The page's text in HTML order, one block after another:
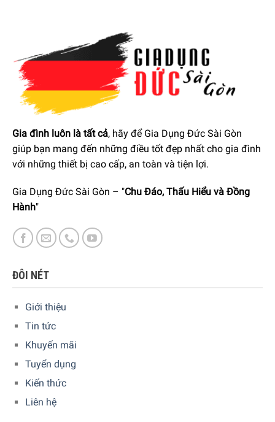
Máy Rửa Chén Miele G 7310 SCU AutoDos được trang bị khả
năng kết nối không dây
Thiết kế giỏ thông minh phù hợp cho tất cả các loại chén
Máy Rửa Chén Miele G 7310 SCU AutoDos với tay cầm của
mọi góc độ. Chén dĩa hay ly cốc đều được giữ chắc chắn
một cách tối ưu. Và bạn lo lắng về những ly rượu thân dài
mềm.
Gia đình luôn là tất cả, hãy để Gia Dụng Đức Sài Gòn
giúp bạn mang đến những điều tốt đẹp nhất cho gia đình
với những thiết bị cao cấp, an toàn và tiện lợi.
Gia Dụng Đức Sài Gòn – "Chu Đáo, Thấu Hiểu và Đồng
Hành"
ĐÔI NÉT
Giới thiệu
Tin tức
Khuyến mãi
Tuyển dụng
Kiến thức
Liên hệ